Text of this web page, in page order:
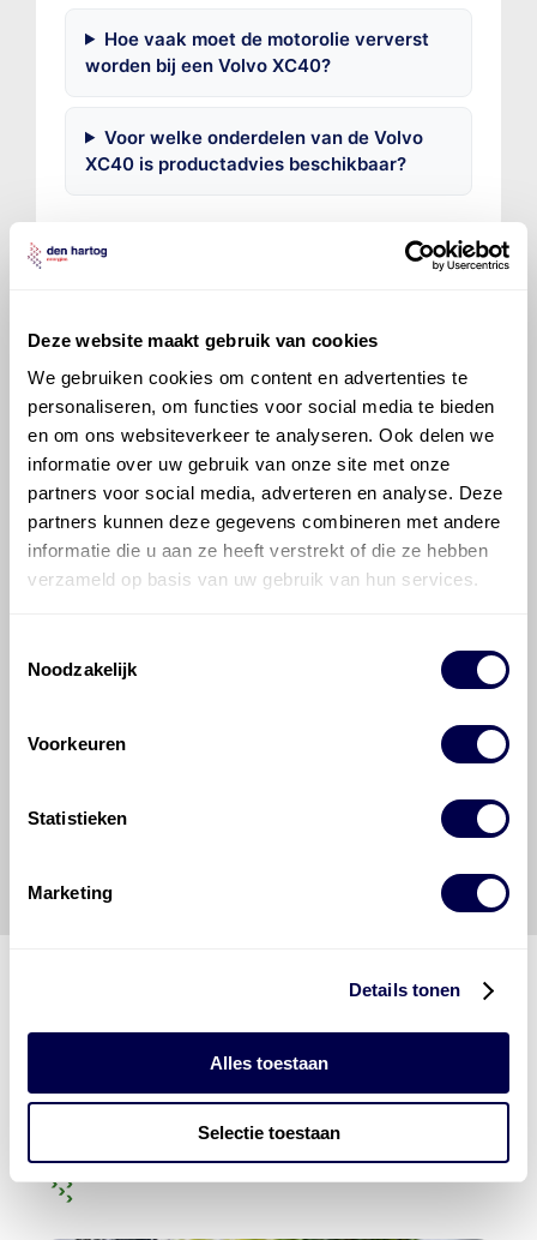
Deze website maakt gebruik van cookies
We gebruiken cookies om content en advertenties te
personaliseren, om functies voor social media te bieden
en om ons websiteverkeer te analyseren. Ook delen we
informatie over uw gebruik van onze site met onze
partners voor social media, adverteren en analyse. Deze
partners kunnen deze gegevens combineren met andere
informatie die u aan ze heeft verstrekt of die ze hebben
verzameld op basis van uw gebruik van hun services.
Noodzakelijk
Voorkeuren
Statistieken
Marketing
Details tonen
Alles toestaan
Selectie toestaan
Hoe vaak moet de motorolie ververst
worden bij een Volvo XC40?
Voor welke onderdelen van de Volvo
XC40 is productadvies beschikbaar?
informatie mag noch geheel noch gedeeltelijk worden
gereproduceerd, opgeslagen in een database of op
andere manieren worden overgedragen zonder
voorafgaande schriftelijke toestemming van Olyslager
Organisation B.V. Hoewel alles in het werk is gesteld
om ervoor te zorgen dat deze gegevens zo accuraat
en compleet mogelijk zijn, wordt geen
aansprakelijkheid aanvaard, anders dan waartoe een
wettelijke verplichting bestaat, voor schade of verlies
informatie. Door deze olieaanbevelingsinformatie te
raadplegen en te gebruiken erkent de gebruiker dat
om de vereiste onderhoudswerkzaamheden op een
veilige en verantwoorde manier uit te voeren. Hij/zij
Energies
voor enig verlies, letsel, claim en schade
veroorzaakt door een onjuiste interpretatie of een
bestaat uitvier divisies